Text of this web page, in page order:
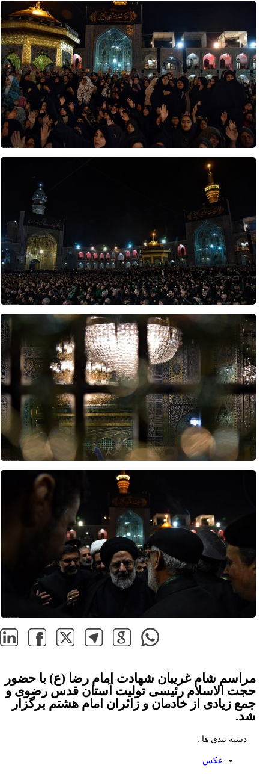
مراسم شام غریبان شهادت امام رضا (ع) با حضور
حجت الاسلام رئیسی تولیت آستان قدس رضوی و
جمع زیادی از خادمان و زائران امام هشتم برگزار
شد.
دسته بندی ها :
عکس